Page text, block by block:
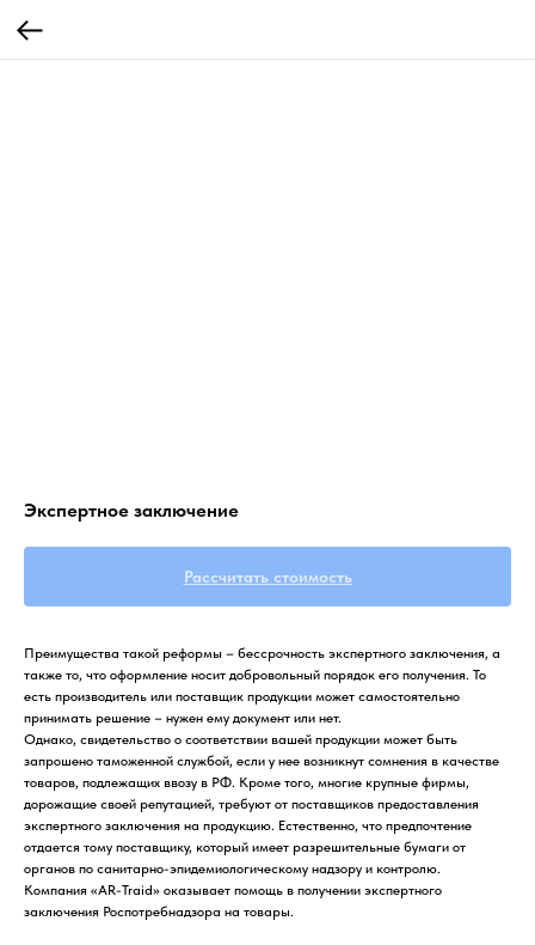
Экспертное заключение
Рассчитать стоимость
Преимущества такой реформы – бессрочность экспертного заключения, а
также то, что оформление носит добровольный порядок его получения. То
есть производитель или поставщик продукции может самостоятельно
принимать решение – нужен ему документ или нет.
Однако, свидетельство о соответствии вашей продукции может быть
запрошено таможенной службой, если у нее возникнут сомнения в качестве
товаров, подлежащих ввозу в РФ. Кроме того, многие крупные фирмы,
дорожащие своей репутацией, требуют от поставщиков предоставления
экспертного заключения на продукцию. Естественно, что предпочтение
отдается тому поставщику, который имеет разрешительные бумаги от
органов по санитарно-эпидемиологическому надзору и контролю.
Компания «AR-Traid» оказывает помощь в получении экспертного
заключения Роспотребнадзора на товары.